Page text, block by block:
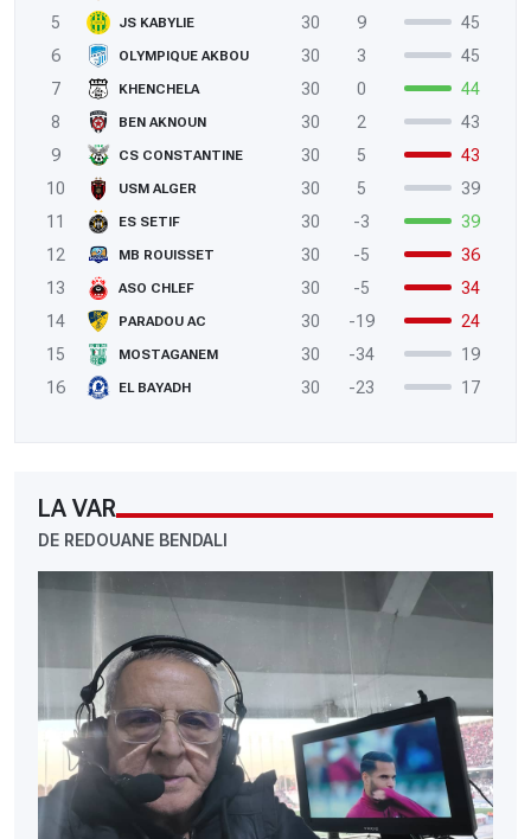
5
JS KABYLIE 30 9
45
6
OLYMPIQUE AKBOU 30 3
45
7
KHENCHELA 30 0
44
8
BEN AKNOUN 30 2
43
9
CS CONSTANTINE 30 5
43
10
USM ALGER 30 5
39
11
ES SETIF 30 -3
39
12
MB ROUISSET 30 -5
36
13
ASO CHLEF 30 -5
34
14
PARADOU AC 30 -19
24
15
MOSTAGANEM 30 -34
19
16
EL BAYADH 30 -23 17
LA VAR
DE REDOUANE BENDALI